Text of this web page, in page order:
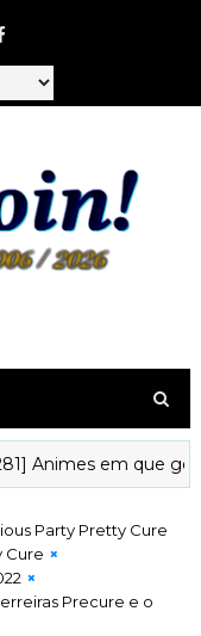
em que
Party Pretty Cure
Cure
Precure e o